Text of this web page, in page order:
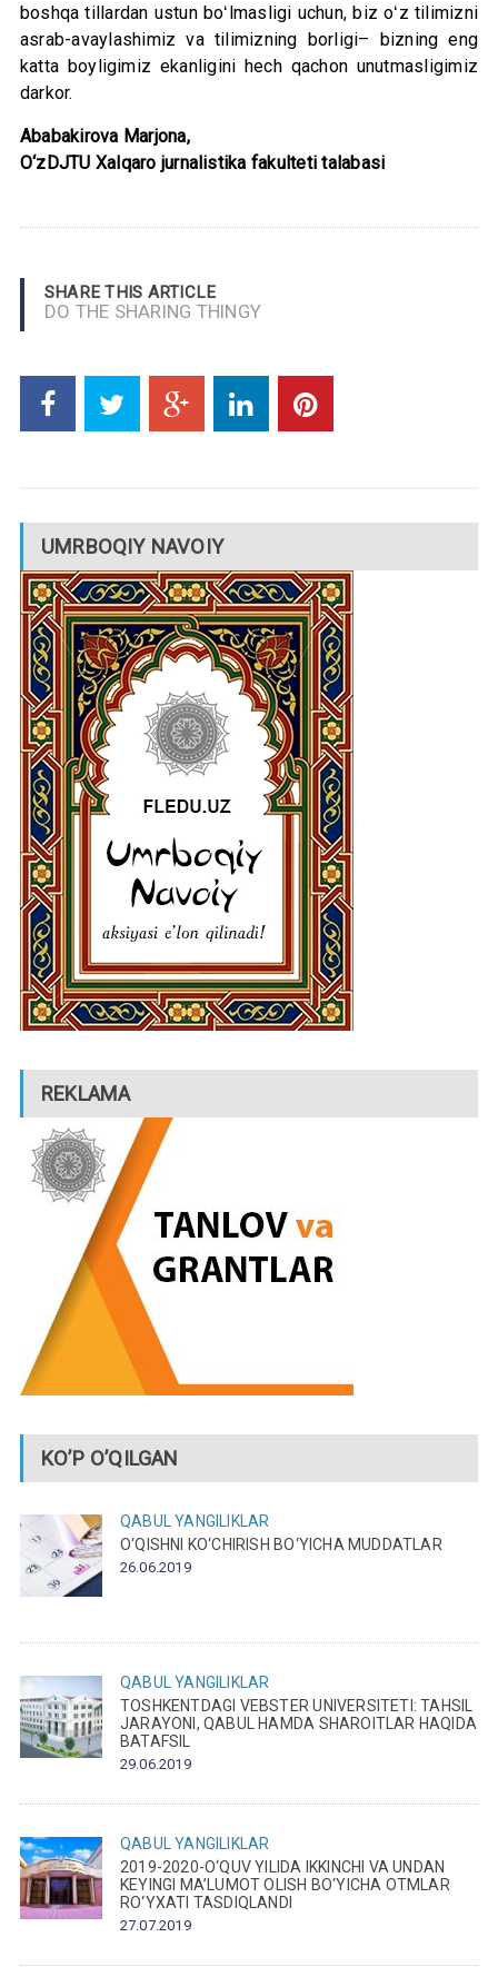
boshqa tillardan ustun boʻlmasligi uchun, biz oʻz tilimizni
asrab-avaylashimiz va tilimizning borligi– bizning eng
katta boyligimiz ekanligini hech qachon unutmasligimiz
darkor.
Ababakirova Marjona,
O‘zDJTU Xalqaro jurnalistika fakulteti talabasi
SHARE THIS ARTICLE
DO THE SHARING THINGY
UMRBOQIY NAVOIY
REKLAMA
KO’P O’QILGAN
QABUL
YANGILIKLAR
O‘QISHNI KO‘CHIRISH BO‘YICHA MUDDATLAR
26.06.2019
QABUL
YANGILIKLAR
TOSHKENTDAGI VEBSTER UNIVERSITETI: TAHSIL
JARAYONI, QABUL HAMDA SHAROITLAR HAQIDA
BATAFSIL
29.06.2019
QABUL
YANGILIKLAR
2019-2020-O‘QUV YILIDA IKKINCHI VA UNDAN
KEYINGI MA’LUMOT OLISH BO‘YICHA OTMLAR
RO‘YXATI TASDIQLANDI
27.07.2019